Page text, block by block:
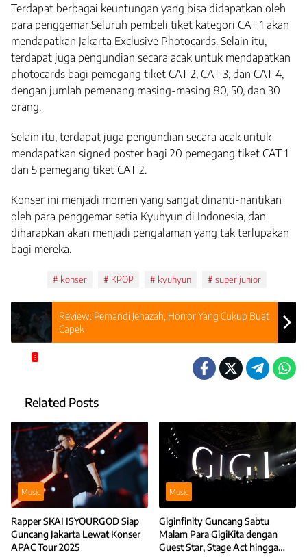
Terdapat berbagai keuntungan yang bisa didapatkan oleh
para penggemar.Seluruh pembeli tiket kategori CAT 1 akan
mendapatkan Jakarta Exclusive Photocards. Selain itu,
terdapat juga pengundian secara acak untuk mendapatkan
photocards bagi pemegang tiket CAT 2, CAT 3, dan CAT 4,
dengan jumlah pemenang masing-masing 80, 50, dan 30
orang.
Selain itu, terdapat juga pengundian secara acak untuk
mendapatkan signed poster bagi 20 pemegang tiket CAT 1
dan 5 pemegang tiket CAT 2.
Konser ini menjadi momen yang sangat dinanti-nantikan
oleh para penggemar setia Kyuhyun di Indonesia, dan
diharapkan akan menjadi pengalaman yang tak terlupakan
bagi mereka.
konser KPOP kyuhyun super junior
Review: Pemandi Jenazah, Horror Yang Cukup Buat
Capek
3
Related Posts
Music
Rapper SKAI ISYOURGOD Siap
Guncang Jakarta Lewat Konser
APAC Tour 2025
Music
Giginfinity Guncang Sabtu
Malam Para GigiKita dengan
Guest Star, Stage Act hingga